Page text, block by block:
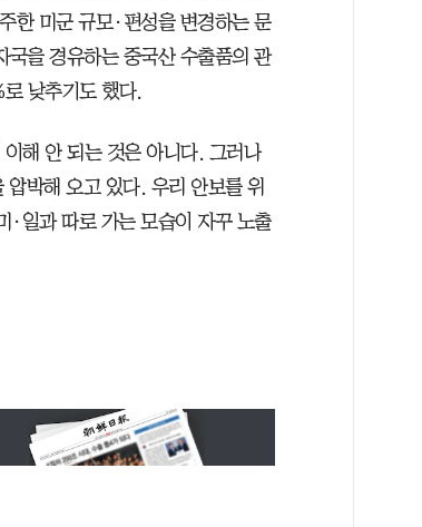
한 미군 규모·편성을 변경하는 문
국을 경유하는 중국산 수출품의 관
낮추기도 했다.
해 안 되는 것은 아니다. 그러나
박해 오고 있다. 우리 안보를 위
·일과 따로 가는 모습이 자꾸 노출